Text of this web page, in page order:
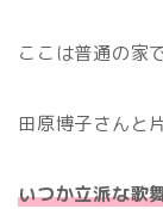
ここは普通の家
田原博子さんと
いつか立派な歌